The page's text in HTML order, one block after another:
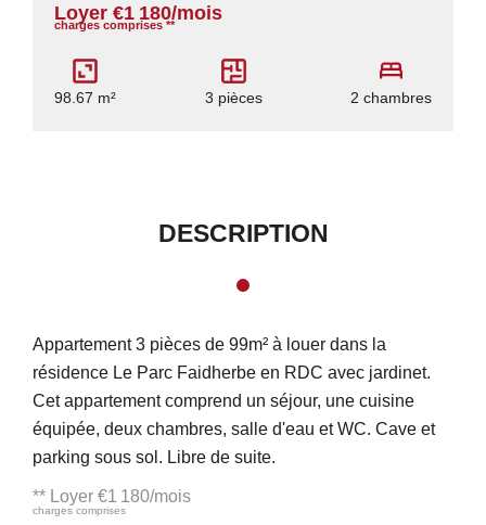
Loyer €1 180/mois
charges comprises **
98.67 m² 3 pièces 2 chambres
DESCRIPTION
Appartement 3 pièces de 99m² à louer dans la
résidence Le Parc Faidherbe en RDC avec jardinet.
Cet appartement comprend un séjour, une cuisine
équipée, deux chambres, salle d'eau et WC. Cave et
parking sous sol. Libre de suite.
** Loyer €1 180/mois
charges comprises